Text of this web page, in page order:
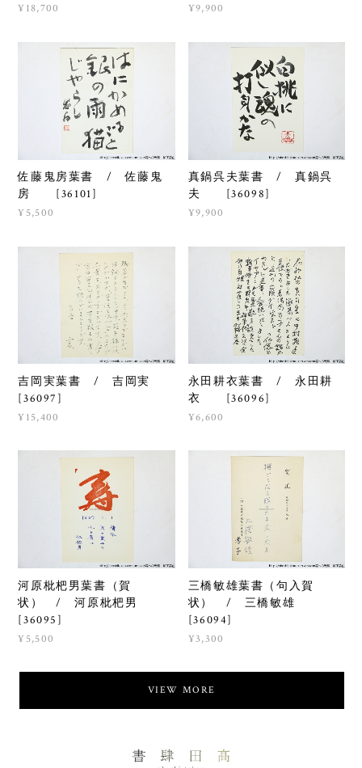
¥18,700 ¥9,900
佐藤鬼房葉書 / 佐藤鬼
房 [36101]
¥5,500
真鍋呉夫葉書 / 真鍋呉
夫 [36098]
¥9,900
吉岡実葉書 / 吉岡実
[36097]
¥15,400
永田耕衣葉書 / 永田耕
衣 [36096]
¥6,600
河原枇杷男葉書（賀
状） / 河原枇杷男
[36095]
¥5,500
三橋敏雄葉書（句入賀
状） / 三橋敏雄
[36094]
¥3,300
VIEW MORE